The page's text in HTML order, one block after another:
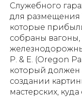
Служебного
для размещения
которые
собраны вагоны,
P. & E. (Oregon
который должен
создании
мастерских,